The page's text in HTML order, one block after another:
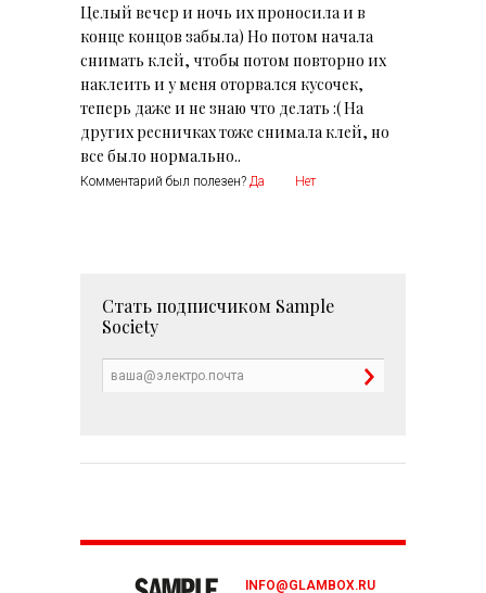
Целый вечер и ночь их проносила и в
конце концов забыла) Но потом начала
снимать клей, чтобы потом повторно их
наклеить и у меня оторвался кусочек,
теперь даже и не знаю что делать :( На
других ресничках тоже снимала клей, но
все было нормально..
Комментарий был полезен? Да Нет
Стать подписчиком Sample
Society
INFO@GLAMBOX.RU